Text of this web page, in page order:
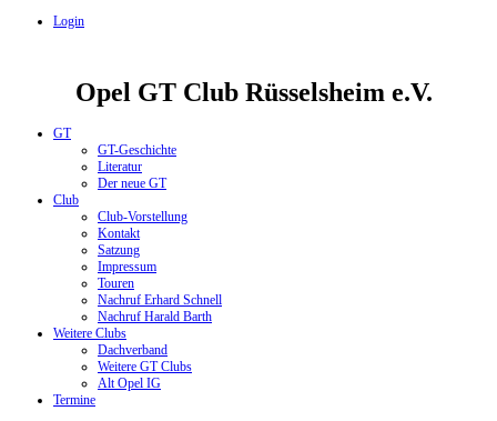
Login
Opel GT Club Rüsselsheim e.V.
GT
GT-Geschichte
Literatur
Der neue GT
Club
Club-Vorstellung
Kontakt
Satzung
Impressum
Touren
Nachruf Erhard Schnell
Nachruf Harald Barth
Weitere Clubs
Dachverband
Weitere GT Clubs
Alt Opel IG
Termine